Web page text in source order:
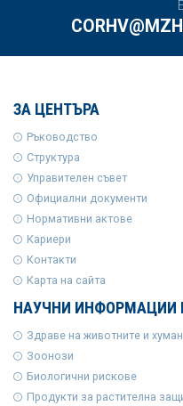
ЗА ЦЕНТЪРА
Ръководство
Структура
Управителен съвет
Официални документи
Нормативни актове
Кариери
Контакти
Карта на сайта
НАУЧНИ ИНФОРМАЦИИ
Здраве на животните и
Зоонози
Биологични рискове
Продукти за растителна